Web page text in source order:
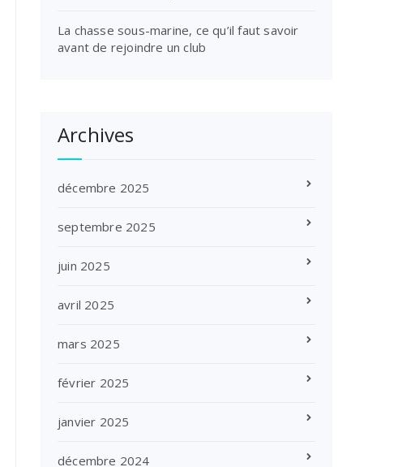
La chasse sous-marine, ce qu’il faut savoir
avant de rejoindre un club
Archives
décembre 2025
septembre 2025
juin 2025
avril 2025
mars 2025
février 2025
janvier 2025
décembre 2024